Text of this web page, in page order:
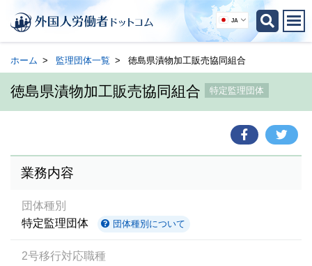
JA
ホーム 監理団体一覧 徳島県漬物加工販売協同組合
徳島県漬物加工販売協同組合 特定監理団体
業務内容
団体種別
特定監理団体
団体種別について
2号移行対応職種